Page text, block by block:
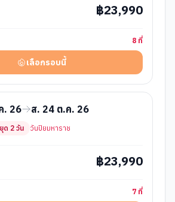
฿23,990
8 ที่
เลือกรอบนี้
. 26 ส. 24 ต.ค. 26
ด 2 วัน วันปิยมหาราช
฿23,990
7 ที่